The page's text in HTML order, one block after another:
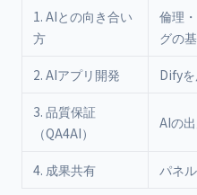
1. AIとの向き合い
方
倫理
グの
2. AIアプリ開発 Difyを
3. 品質保証
（QA4AI）
AIの
4. 成果共有 パネ